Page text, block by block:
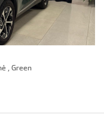
, Green